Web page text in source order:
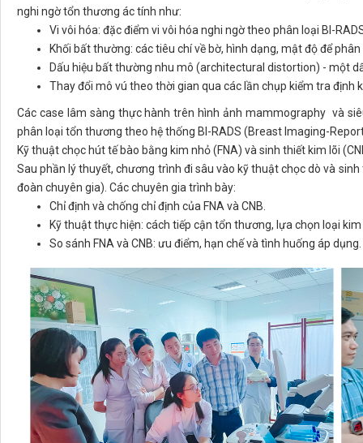
nghi ngờ tổn thương ác tính như:
Vi vôi hóa: đặc điểm vi vôi hóa nghi ngờ theo phân loại BI-
Khối bất thường: các tiêu chí về bờ, hình dạng, mật độ để
Dấu hiệu bất thường nhu mô (architectural distortion) - một
Thay đổi mô vú theo thời gian qua các lần chụp kiểm tra định
Các case lâm sàng thực hành trên hình ảnh mammography và
phân loại tổn thương theo hệ thống BI-RADS (Breast Imaging-
Kỹ thuật chọc hút tế bào bằng kim nhỏ (FNA) và sinh thiết kim lõi
Sau phần lý thuyết, chương trình đi sâu vào kỹ thuật chọc dò và
đoàn chuyên gia). Các chuyên gia trình bày:
Chỉ định và chống chỉ định của FNA và CNB.
Kỹ thuật thực hiện: cách tiếp cận tổn thương, lựa chọn loại
So sánh FNA và CNB: ưu điểm, hạn chế và tình huống áp dụng.